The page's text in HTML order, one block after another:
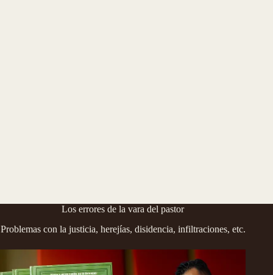
Los errores de la vara del pastor
Problemas con la justicia, herejías, disidencia, infiltraciones, etc.